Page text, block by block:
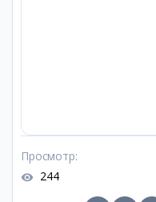
Просмотр:
244